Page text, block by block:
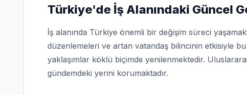
Türkiye'de İş Alanındaki Güncel
İş alanında Türkiye önemli bir değişim süreci
düzenlemeleri ve artan vatandaş bilincinin etkisiyle
yaklaşımlar köklü biçimde yenilenmektedir.
gündemdeki yerini korumaktadır.